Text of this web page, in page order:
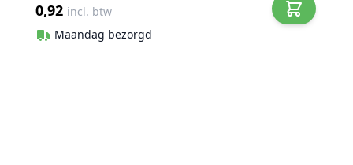
0,92 incl. btw
Maandag bezorgd